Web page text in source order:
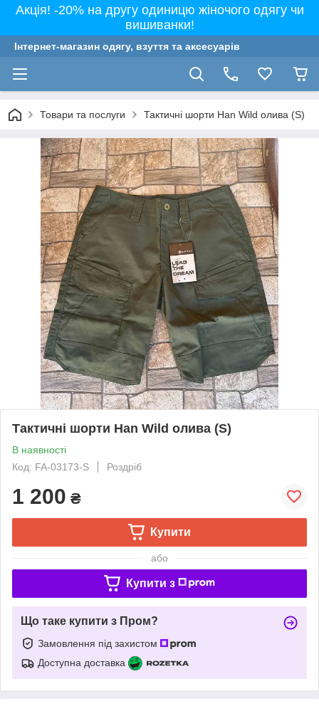
Акція! -20% на другу одиницю жіночого одягу чи
вишиванки!
Інтернет-магазин одягу, взуття та аксесуарів
Товари та послуги Тактичні шорти Han Wild олива (S)
Тактичні шорти Han Wild олива (S)
В наявності
Код: FA-03173-S
Роздріб
1 200 ₴
Купити
або
Купити з
Що таке купити з Пром?
Замовлення під захистом
Доступна доставка